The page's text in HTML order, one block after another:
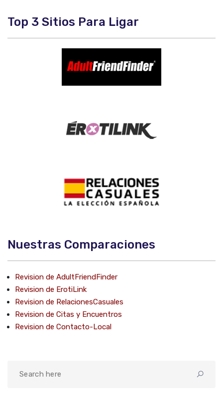
Top 3 Sitios Para Ligar
Nuestras Comparaciones
Revision de AdultFriendFinder
Revision de ErotiLink
Revision de RelacionesCasuales
Revision de Citas y Encuentros
Revision de Contacto-Local